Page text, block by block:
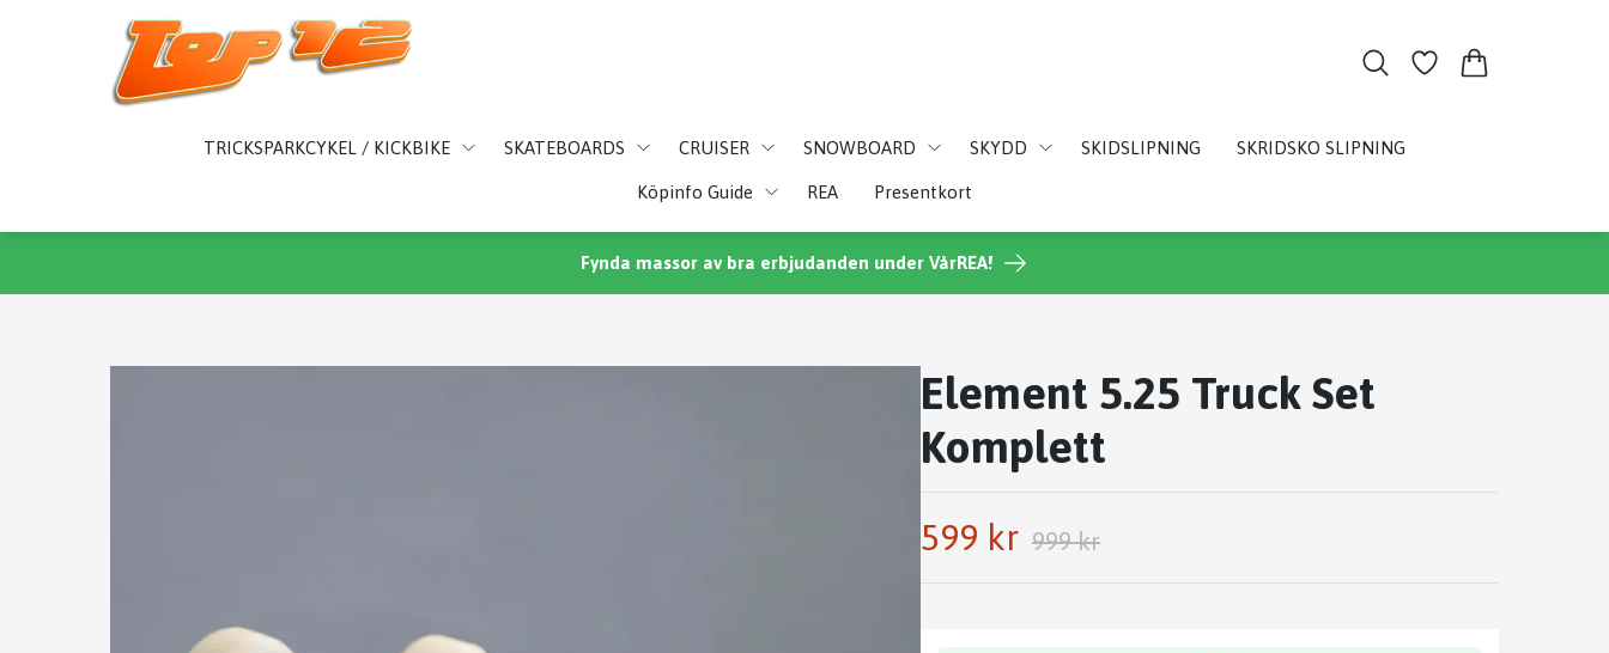
TRICKSPARKCYKEL / KICKBIKE SKATEBOARDS CRUISER SNOWBOARD SKYDD SKIDSLIPNING SKRIDSKO SLIPNING
Köpinfo Guide REA Presentkort
Fynda massor av bra erbjudanden under VårREA!
Element 5.25 Truck Set
Komplett
599 kr 999 kr